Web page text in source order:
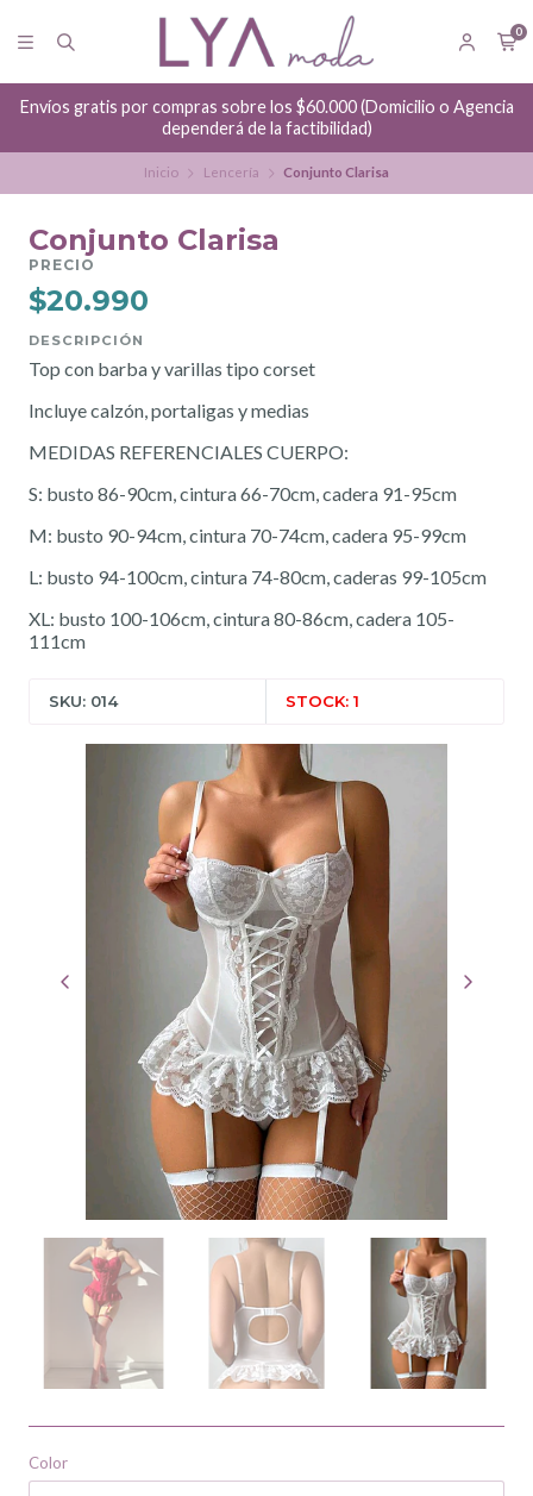
0
Envíos gratis por compras sobre los $60.000 (Domicilio o Agencia
dependerá de la factibilidad)
Inicio Lencería Conjunto Clarisa
Conjunto Clarisa
PRECIO
$20.990
DESCRIPCIÓN
Top con barba y varillas tipo corset
Incluye calzón, portaligas y medias
MEDIDAS REFERENCIALES CUERPO:
S: busto 86-90cm, cintura 66-70cm, cadera 91-95cm
M: busto 90-94cm, cintura 70-74cm, cadera 95-99cm
L: busto 94-100cm, cintura 74-80cm, caderas 99-105cm
XL: busto 100-106cm, cintura 80-86cm, cadera 105-
111cm
SKU: 014 STOCK: 1
Color